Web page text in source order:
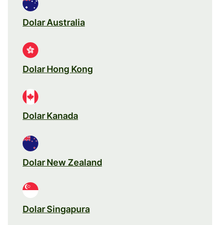
Dolar Australia
Dolar Hong Kong
Dolar Kanada
Dolar New Zealand
Dolar Singapura